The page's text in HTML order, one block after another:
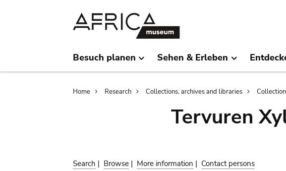
Besuch planen Sehen & Erleben
Breadcrumb
Home Research Collections, archives and libraries
Tervuren
Search | Browse | More information | Contact persons